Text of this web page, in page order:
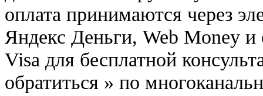
оплата принимаются через
Яндекс Деньги, Web Money и
Visa для бесплатной
обратиться » по